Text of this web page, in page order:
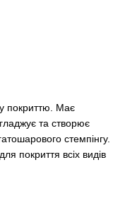
покриттю. Має
та створює
стемпінгу.
покриття всіх видів